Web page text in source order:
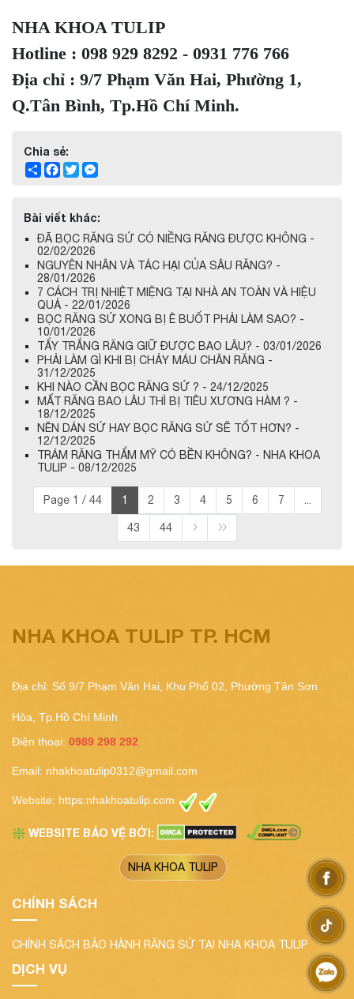
NHA KHOA TULIP
Hotline : 098 929 8292 - 0931 776 766
Địa chỉ : 9/7 Phạm Văn Hai, Phường 1,
Q.Tân Bình, Tp.Hồ Chí Minh.
Chia sẻ:
ShareFacebook
Twitter
Bài viết khác:
ĐÃ BỌC RĂNG SỨ CÓ NIỀNG RĂNG ĐƯỢC KHÔNG -
02/02/2026
NGUYÊN NHÂN VÀ TÁC HẠI CỦA SÂU RĂNG? -
28/01/2026
7 CÁCH TRỊ NHIỆT MIỆNG TẠI NHÀ AN TOÀN VÀ HIỆU
QUẢ - 22/01/2026
BỌC RĂNG SỨ XONG BỊ Ê BUỐT PHẢI LÀM SAO? -
10/01/2026
TẨY TRẮNG RĂNG GIỮ ĐƯỢC BAO LÂU? - 03/01/2026
PHẢI LÀM GÌ KHI BỊ CHẢY MÁU CHÂN RĂNG -
31/12/2025
KHI NÀO CẦN BỌC RĂNG SỨ ? - 24/12/2025
MẤT RĂNG BAO LÂU THÌ BỊ TIÊU XƯƠNG HÀM ? -
18/12/2025
NÊN DÁN SỨ HAY BỌC RĂNG SỨ SẼ TỐT HƠN? -
12/12/2025
TRÁM RĂNG THẨM MỸ CÓ BỀN KHÔNG? - NHA KHOA
TULIP - 08/12/2025
Page 1 / 44 1 2 3 4 5 6 7
43 44
NHA KHOA TULIP TP. HCM
Địa chỉ: Số 9/7 Phạm Văn Hai, Khu Phố 02, Phường Tân Sơn
Hòa, Tp.Hồ Chí Minh
Điện thoại: 0989 298 292
Email: nhakhoatulip0312@gmail.com
Website: https:nhakhoatulip.com
❇️ WEBSITE BẢO VỆ BỞI:
NHA KHOA TULIP
CHÍNH SÁCH
CHÍNH SÁCH BẢO HÀNH RĂNG SỨ TẠI NHA KHOA TULIP
DỊCH VỤ